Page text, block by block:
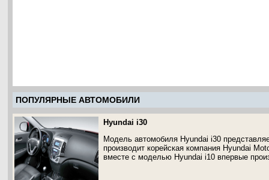
ПОПУЛЯРНЫЕ АВТОМОБИЛИ
Hyundai i30
Модель автомобиля Hyundai i30
производит корейская компания Hyundai
вместе с моделью Hyundai i10 впервые